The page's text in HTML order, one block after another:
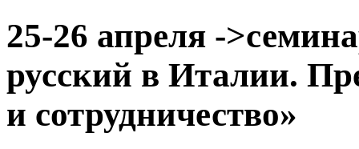
25-26 апреля -
русский в Италии.
и сотрудничество»